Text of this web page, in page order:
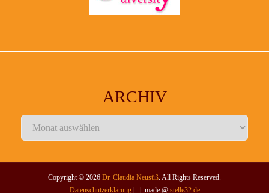
ARCHIV
Archiv
Copyright © 2026 Dr. Claudia Neusüß. All Rights Reserved.
Datenschutzerklärung| | made @ stelle32.de